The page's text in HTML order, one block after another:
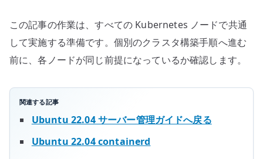
この記事の作業は、すべての Kubernetes ノードで共通
して実施する準備です。個別のクラスタ構築手順へ進む
前に、各ノードが同じ前提になっているか確認します。
関連する記事
Ubuntu 22.04 サーバー管理ガイドへ戻る
Ubuntu 22.04 containerd